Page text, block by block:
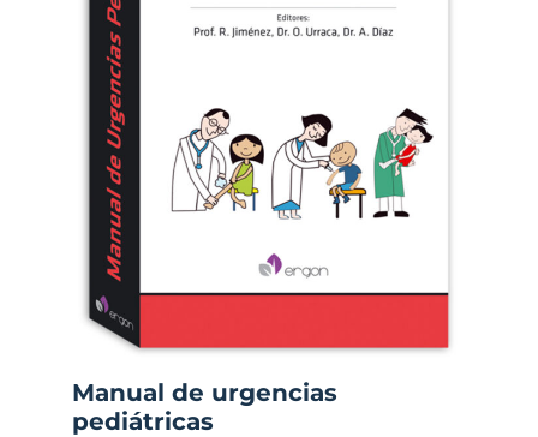
Manual de urgencias
pediátricas